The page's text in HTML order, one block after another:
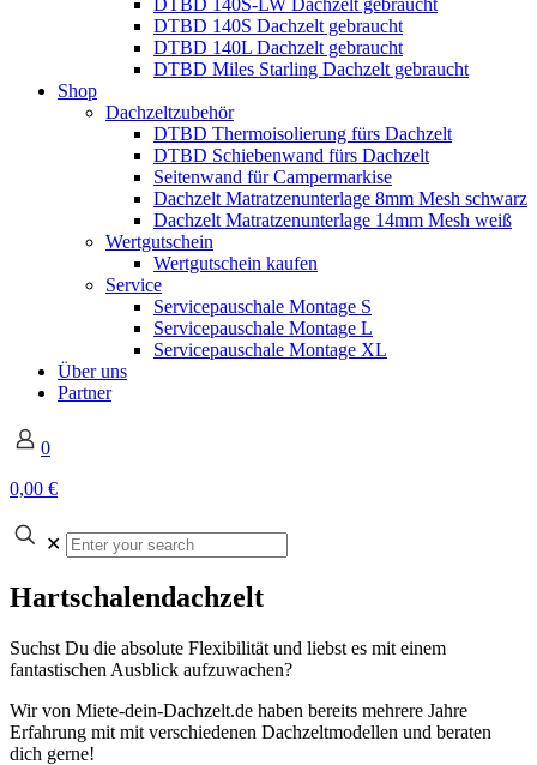
DTBD 140S-LW Dachzelt gebraucht
DTBD 140S Dachzelt gebraucht
DTBD 140L Dachzelt gebraucht
DTBD Miles Starling Dachzelt gebraucht
Shop
Dachzeltzubehör
DTBD Thermoisolierung fürs Dachzelt
DTBD Schiebenwand fürs Dachzelt
Seitenwand für Campermarkise
Dachzelt Matratzenunterlage 8mm Mesh schwarz
Dachzelt Matratzenunterlage 14mm Mesh weiß
Wertgutschein
Wertgutschein kaufen
Service
Servicepauschale Montage S
Servicepauschale Montage L
Servicepauschale Montage XL
Über uns
Partner
0
0,00 €
✕
Hartschalendachzelt
Suchst Du die absolute Flexibilität und liebst es mit einem
fantastischen Ausblick aufzuwachen?
Wir von Miete-dein-Dachzelt.de haben bereits mehrere Jahre
Erfahrung mit mit verschiedenen Dachzeltmodellen und beraten
dich gerne!